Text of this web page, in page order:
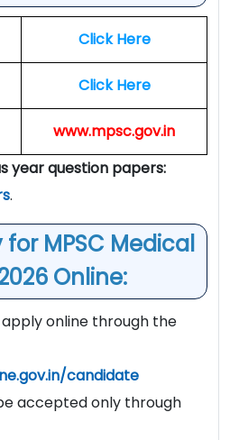
Click Here
Click Here
www.mpsc.gov.in
year question papers:
.
MPSC Medical
Online:
online through the
candidate
accepted only through